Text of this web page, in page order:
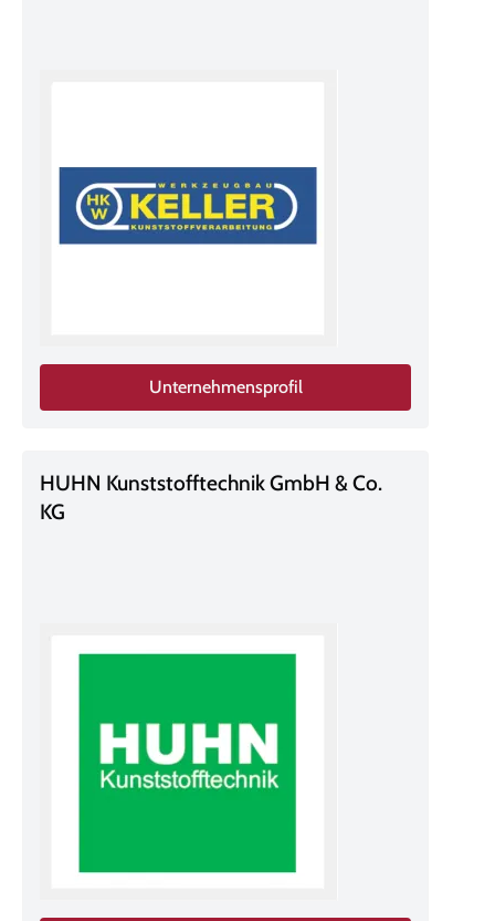
Unternehmensprofil
HUHN Kunststofftechnik GmbH & Co.
KG